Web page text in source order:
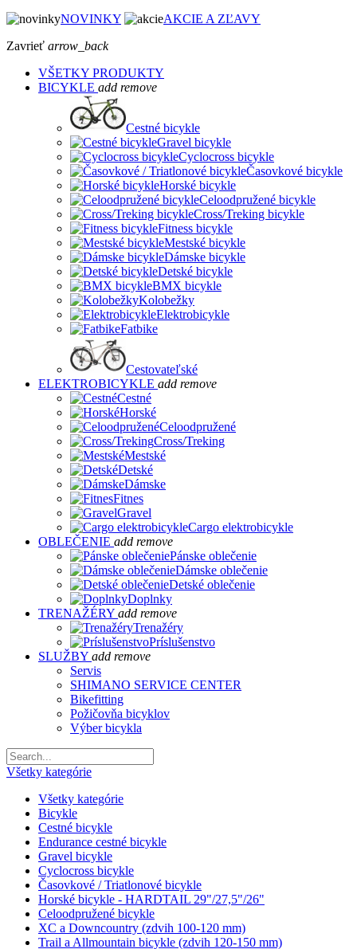
NOVINKY
AKCIE A ZĽAVY
Zavrieť arrow_back
VŠETKY PRODUKTY
BICYKLE add remove
Cestné bicykle
Gravel bicykle
Cyclocross bicykle
Časovkové bicykle
Horské bicykle
Celoodpružené bicykle
Cross/Treking bicykle
Fitness bicykle
Mestské bicykle
Dámske bicykle
Detské bicykle
BMX bicykle
Kolobežky
Elektrobicykle
Fatbike
Cestovateľské
ELEKTROBICYKLE add remove
Cestné
Horské
Celoodpružené
Cross/Treking
Mestské
Detské
Dámske
Fitnes
Gravel
Cargo elektrobicykle
OBLEČENIE add remove
Pánske oblečenie
Dámske oblečenie
Detské oblečenie
Doplnky
TRENAŽÉRY add remove
Trenažéry
Príslušenstvo
SLUŽBY add remove
Servis
SHIMANO SERVICE CENTER
Bikefitting
Požičovňa bicyklov
Výber bicykla
Všetky kategórie
Všetky kategórie
Bicykle
Cestné bicykle
Endurance cestné bicykle
Gravel bicykle
Cyclocross bicykle
Časovkové / Triatlonové bicykle
Horské bicykle - HARDTAIL 29"/27,5"/26"
Celoodpružené bicykle
XC a Downcountry (zdvih 100-120 mm)
Trail a Allmountain bicykle (zdvih 120-150 mm)